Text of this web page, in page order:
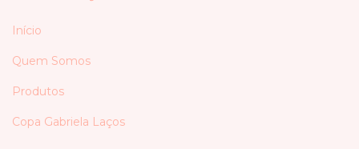
Início
Quem Somos
Produtos
Copa Gabriela Laços